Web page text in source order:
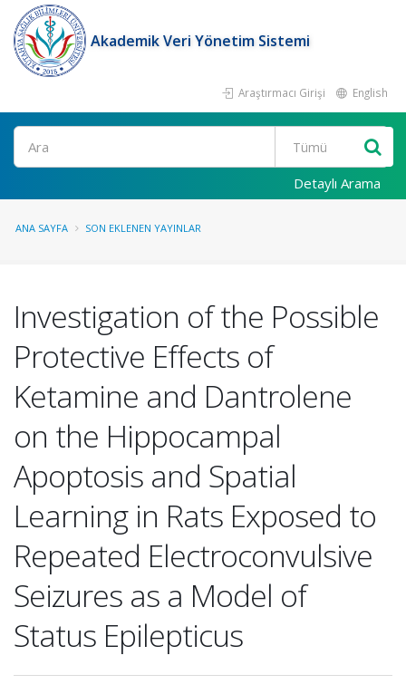
Akademik Veri Yönetim Sistemi
Araştırmacı Girişi English
Ara
Detaylı Arama
ANA SAYFA SON EKLENEN YAYINLAR
Investigation of the Possible
Protective Effects of
Ketamine and Dantrolene
on the Hippocampal
Apoptosis and Spatial
Learning in Rats Exposed to
Repeated Electroconvulsive
Seizures as a Model of
Status Epilepticus